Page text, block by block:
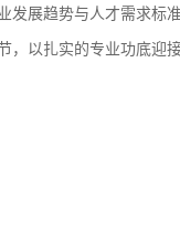
发展趋势与人才需求标
，以扎实的专业功底迎